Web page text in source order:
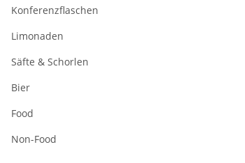
Konferenzflaschen
Limonaden
Säfte & Schorlen
Bier
Food
Non-Food